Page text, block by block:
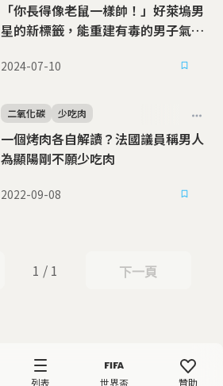
列表 世界盃 贊助
「你長得像老鼠一樣帥！」好萊塢男
星的新標籤，能重建有毒的男子氣概
2024-07-10
一個烤肉各自解讀？法國議員稱男人
為顯陽剛不願少吃肉
二氧化碳 少吃肉
2022-09-08
1 / 1 下一頁
下一頁